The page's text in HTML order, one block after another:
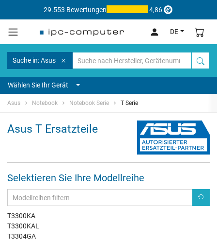
29.553 Bewertungen 4,86
DE
Suche in: Asus
Wählen Sie Ihr Gerät
Asus Notebook Notebook Serie T Serie
Asus T Ersatzteile
Selektieren Sie Ihre Modellreihe
T3300KA
T3300KAL
T3304GA